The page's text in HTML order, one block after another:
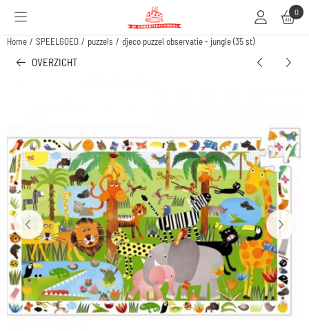
Cookievoorkeuren zijn beschikbaar. Kies instellingen of sta alle cookies toe.0
Home / SPEELGOED / puzzels / djeco puzzel observatie - jungle (35 st)
OVERZICHT